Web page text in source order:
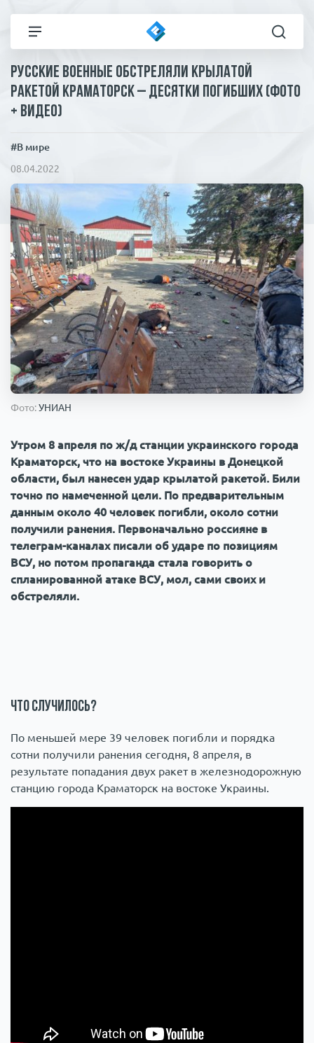
Все новости
Политика
Экономика
Общество
Коронавирус
Происшествия
Армия
Технологии
Пресса
Статьи
ЧП И КРИМИНАЛ
1000 мелочей
Русские военные обстреляли крылатой
ракетой Краматорск – десятки погибших (фото
+ видео)
#В мире
08.04.2022
Фото:УНИАН
Утром 8 апреля по ж/д станции украинского города
Краматорск, что на востоке Украины в Донецкой
области, был нанесен удар крылатой ракетой. Били
точно по намеченной цели. По предварительным
данным около 40 человек погибли, около сотни
получили ранения. Первоначально россияне в
телеграм-каналах писали об ударе по позициям
ВСУ, но потом пропаганда стала говорить о
спланированной атаке ВСУ, мол, сами своих и
обстреляли.
Что случилось?
По меньшей мере 39 человек погибли и порядка
сотни получили ранения сегодня, 8 апреля, в
результате попадания двух ракет в железнодорожную
станцию города Краматорск ​​на востоке Украины.